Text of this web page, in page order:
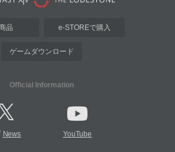
品 e-STOREで購入
ゲームダウンロード
Official Information
News YouTube